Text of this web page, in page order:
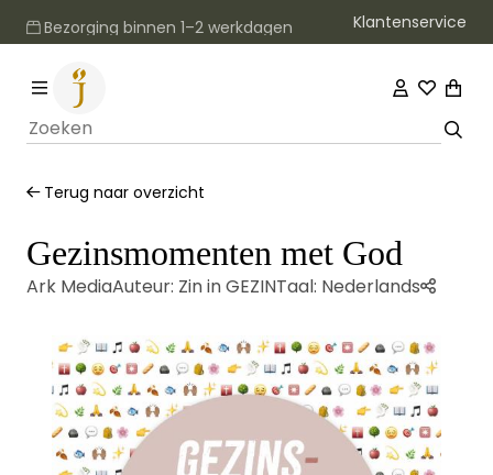
Bezorging binnen 1–2 werkdagen Klantenservice
Terug naar overzicht
Gezinsmomenten met God
Ark MediaAuteur: Zin in GEZINTaal: Nederlands